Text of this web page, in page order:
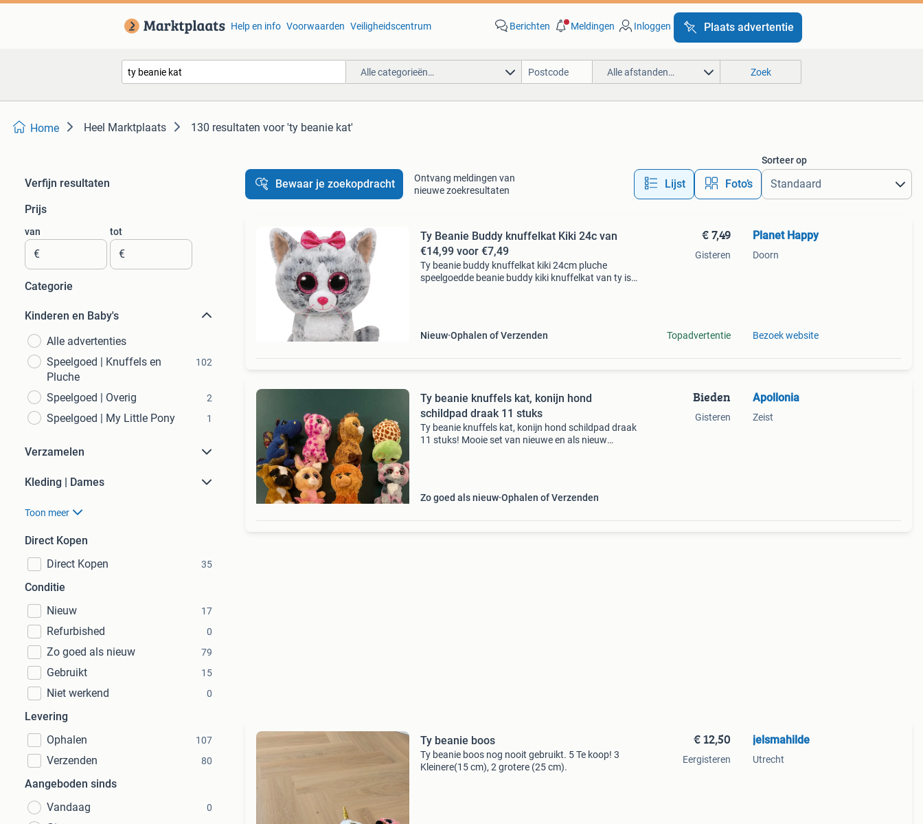
Help en info Voorwaarden Veiligheidscentrum Berichten Meldingen Inloggen Plaats advertentie
Alle categorieën… Alle afstanden… Zoek
Home Heel Marktplaats 130 resultaten voor 'ty beanie kat'
Verfijn resultaten
Prijs
van
€
tot
€
Categorie
Kinderen en Baby's
Alle advertenties
Speelgoed | Knuffels en
Pluche
102
Speelgoed | Overig 2
Speelgoed | My Little Pony 1
Verzamelen
Kleding | Dames
Toon meer
Direct Kopen
Direct Kopen
35
Conditie
Nieuw
17
Refurbished 0
Zo goed als nieuw 79
Gebruikt 15
Niet werkend 0
Levering
Ophalen
107
Verzenden 80
Aangeboden sinds
Vandaag
0
Bewaar je zoekopdracht
Ontvang meldingen van
nieuwe zoekresultaten
Lijst Foto’s
Sorteer op
Ty Beanie Buddy knuffelkat Kiki 24c van
€14,99 voor €7,49
Ty beanie buddy knuffelkat kiki 24cm pluche
speelgoedde beanie buddy kiki knuffelkat van ty is
Nieuw Ophalen of Verzenden
€ 7,49
Gisteren
Topadvertentie
Planet Happy
Doorn
Bezoek website
Ty beanie knuffels kat, konijn hond
schildpad draak 11 stuks
Ty beanie knuffels kat, konijn hond schildpad draak
11 stuks! Mooie set van nieuwe en als nieuw
Zo goed als nieuw Ophalen of Verzenden
Bieden
Gisteren
Apollonia
Zeist
Ty beanie boos
Ty beanie boos nog nooit gebruikt. 5 Te koop! 3
Kleinere(15 cm), 2 grotere (25 cm).
€ 12,50
Eergisteren
jelsmahilde
Utrecht